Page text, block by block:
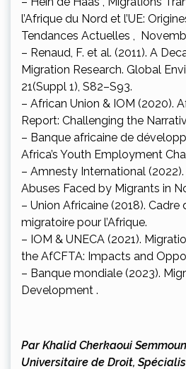
l’Afrique du Nord et l’UE:
Tendances Actuelles ,
– Renaud, F. et al. (2011). A
Migration Research. Global
21(Suppl 1), S82–S93.
– African Union & IOM (2020).
Report: Challenging the
– Banque africaine de
Africa’s Youth Employment
– Amnesty International
Abuses Faced by Migrants in
– Union Africaine (2018). Cadre
migratoire pour l’Afrique.
– IOM & UNECA (2021).
the AfCFTA: Impacts and
– Banque mondiale (2023).
Development .
Par Khalid Cherkaoui
Universitaire de Droit,